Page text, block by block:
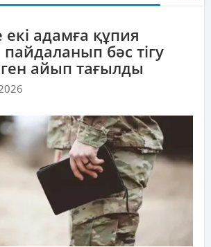
адамға құпия
бәс тігу
айып тағылды